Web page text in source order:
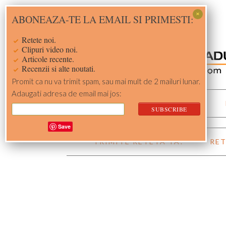
Skip
to
Skip
to
Skip
to
Skip
to
ACASA RETETE
TRIMITE RETETA TA!
ABONEAZA-TE LA EMAIL SI PRIMESTI:
Retete noi.
Clipuri video noi.
Articole recente.
Recenzii si alte noutati.
Promit ca nu va trimit spam, sau mai mult de 2 mailuri lunar.
Adaugati adresa de email mai jos:
Save